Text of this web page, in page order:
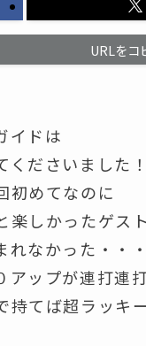
URLをコ
イドは
ださいました！
初めてなのに
楽しかったゲス
れなかった・・
ップが連打連
持てば超ラッキ